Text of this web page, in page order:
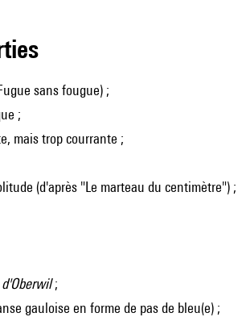
sans fougue) ;
;
mais trop courrante ;
(d'après "Le marteau du centimètre") ;
d'Oberwil;
gauloise en forme de pas de bleu(e) ;